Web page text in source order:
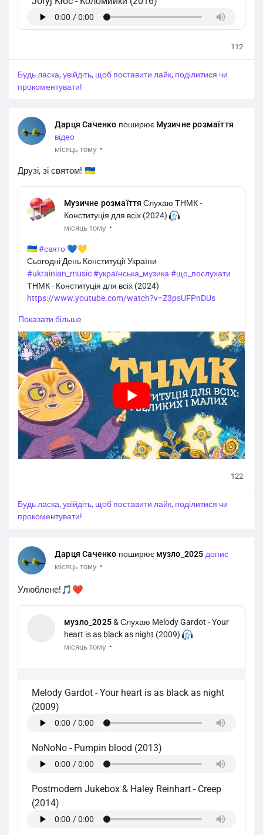
112
Будь ласка, увійдіть, щоб поставити лайк, поділитися чи
прокоментувати!
Дарця Саченко поширює Музичне розмаїття
відео
місяць тому ·
Друзі, зі святом! 🇺🇦
Музичне розмаїття Слухаю ТНМК -
Конституція для всіх (2024)
місяць тому ·
🇺🇦#свято 💙💛
Сьогодні День Конституції України
#ukrainian_music#українська_музика #що_послухати
ТНМК - Конституція для всіх (2024)
https://www.youtube.com/watch?v=Z3psUFPnDUs
Показати більше
122
Будь ласка, увійдіть, щоб поставити лайк, поділитися чи
прокоментувати!
Дарця Саченко поширює музло_2025 допис
місяць тому ·
Улюблене!🎵❤️
музло_2025& Слухаю Melody Gardot - Your
heart is as black as night (2009)
місяць тому ·
Melody Gardot -Your heart is as black as night
(2009)
NoNoNo - Pumpin blood (2013)
Postmodern Jukebox & Haley Reinhart - Creep
(2014)